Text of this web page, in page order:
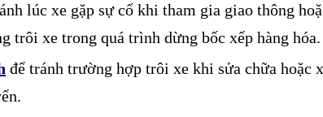
lúc xe gặp sự cố khi tham gia giao thông
trôi xe trong quá trình dừng bốc xếp hàng hóa.
để tránh trường hợp trôi xe khi sửa chữa hoặc